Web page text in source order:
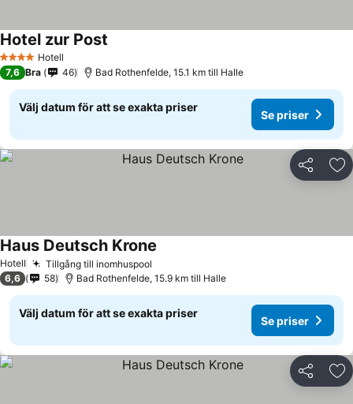
4 StjärnorHotell
Hotel zur Post
7,6 Bra 46 Bad Rothenfelde, 15.1 km till Halle
Välj datum för att se exakta priser
Se priser
Dela
Hotell Tillgång till inomhuspool
Haus Deutsch Krone
6,6 58 Bad Rothenfelde, 15.9 km till Halle
Välj datum för att se exakta priser
Se priser
Dela